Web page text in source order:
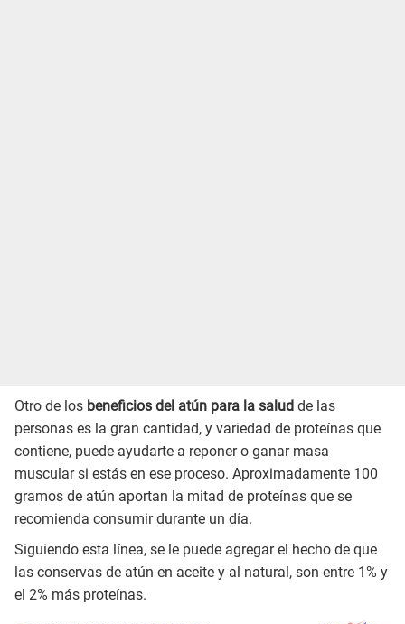
Otro de los beneficios del atún para la salud de las
personas es la gran cantidad, y variedad de proteínas que
contiene, puede ayudarte a reponer o ganar masa
muscular si estás en ese proceso. Aproximadamente 100
gramos de atún aportan la mitad de proteínas que se
recomienda consumir durante un día.
Siguiendo esta línea, se le puede agregar el hecho de que
las conservas de atún en aceite y al natural, son entre 1% y
el 2% más proteínas.